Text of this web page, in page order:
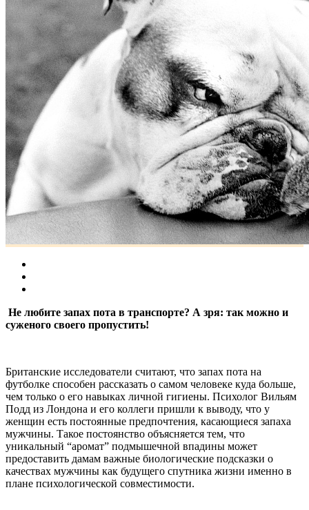
Не любите запах пота в транспорте? А зря: так можно и
суженого своего пропустить!
Британские исследователи считают, что запах пота на
футболке способен рассказать о самом человеке куда больше,
чем только о его навыках личной гигиены. Психолог Вильям
Подд из Лондона и его коллеги пришли к выводу, что у
женщин есть постоянные предпочтения, касающиеся запаха
мужчины. Такое постоянство объясняется тем, что
уникальный “аромат” подмышечной впадины может
предоставить дамам важные биологические подсказки о
качествах мужчины как будущего спутника жизни именно в
плане психологической совместимости.